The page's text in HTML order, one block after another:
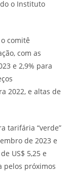
o Instituto
comitê
com as
e 2,9% para
2022, e altas de
tarifária “verde”
de 2023 e
US$ 5,25 e
pelos próximos